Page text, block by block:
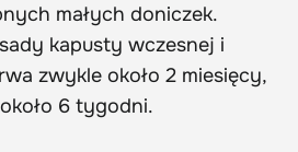
małych doniczek.
kapusty wczesnej i
zwykle około 2 miesięcy,
6 tygodni.